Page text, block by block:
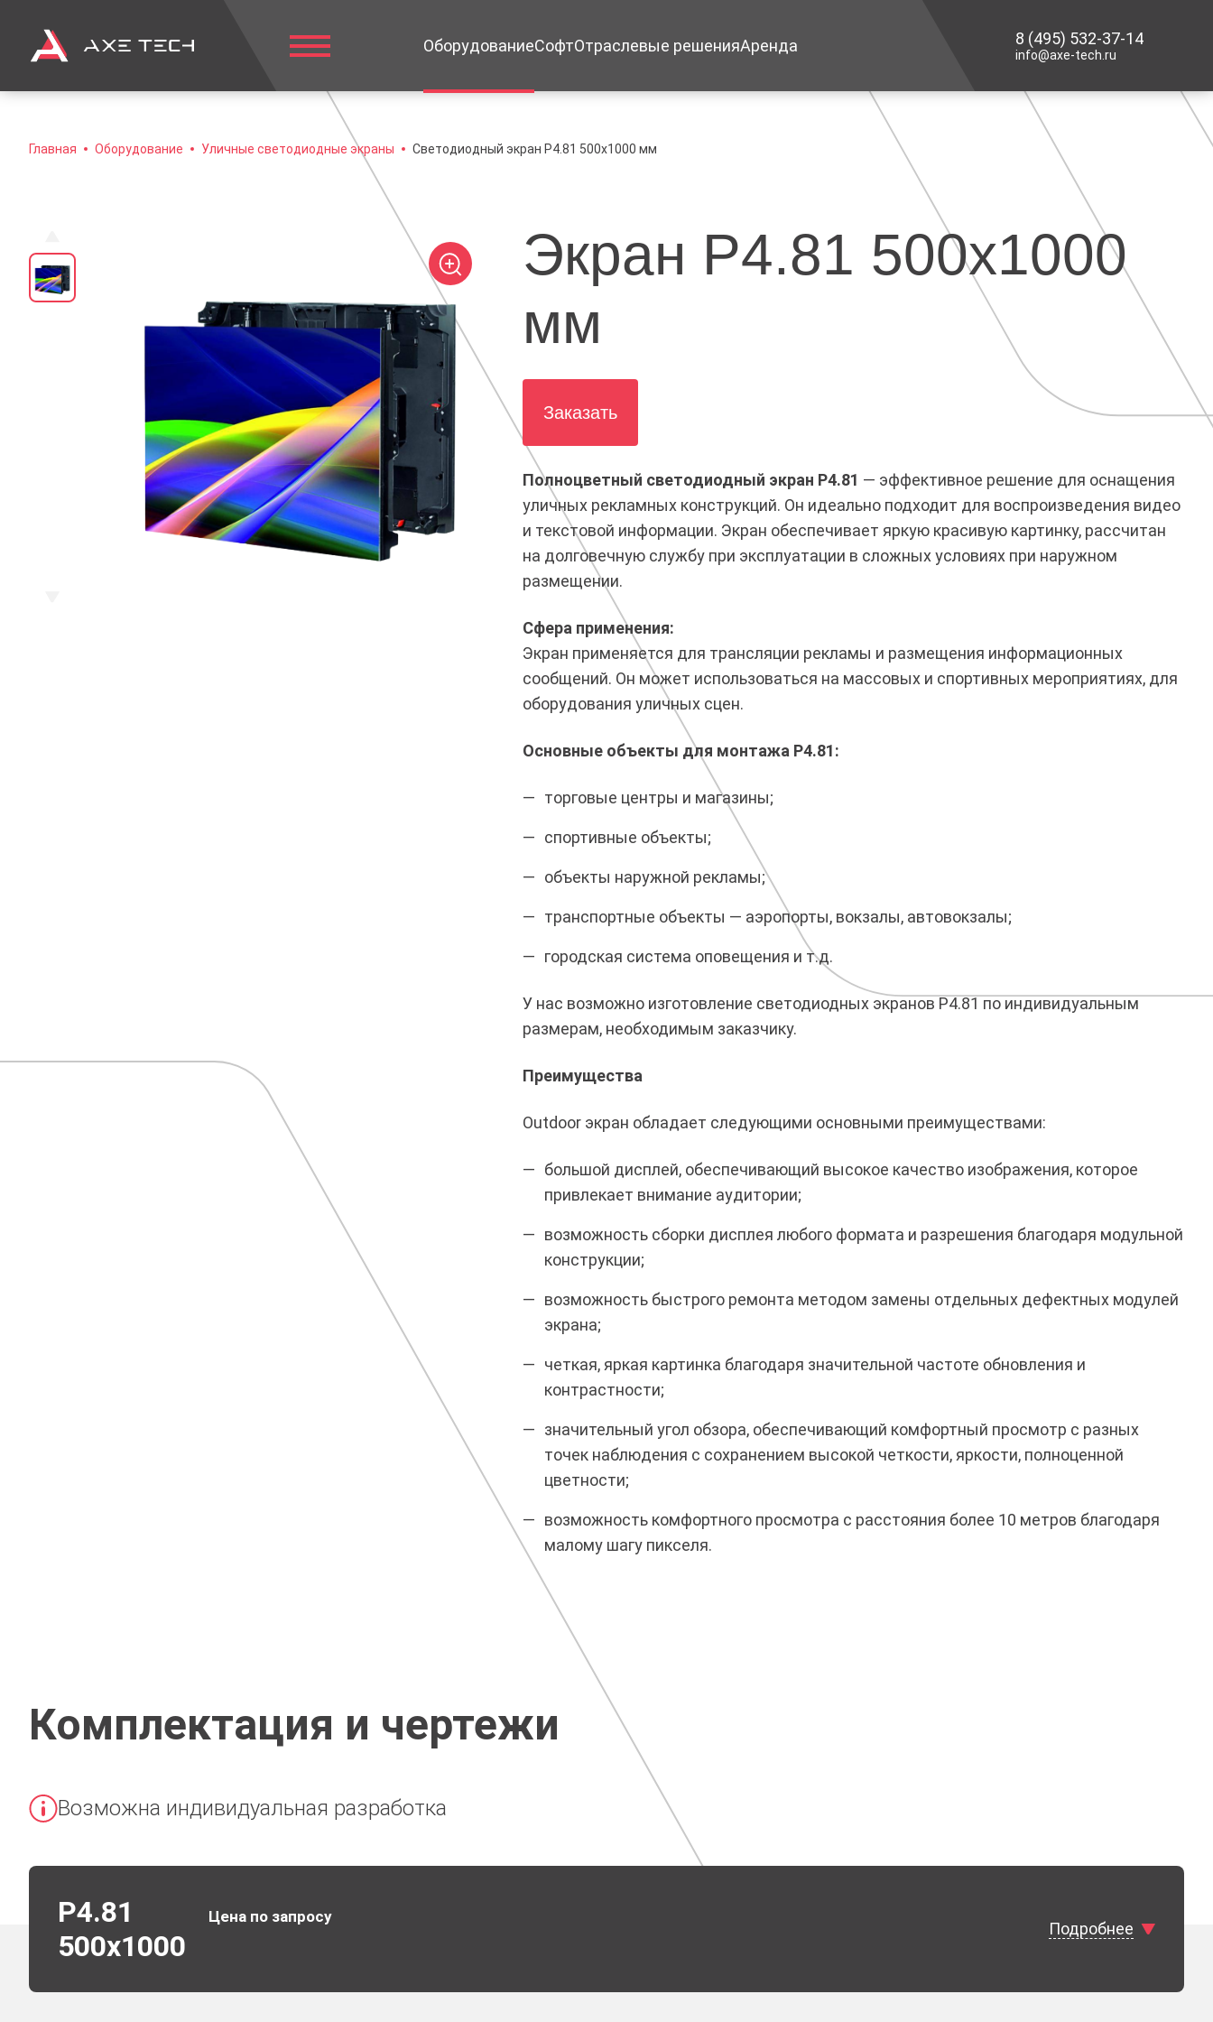
ОборудованиеСофтОтраслевые решенияАренда 8 (495) 532-37-14
info@axe-tech.ru
Главная Оборудование Уличные светодиодные экраны Светодиодный экран P4.81 500х1000 мм
Экран P4.81 500х1000
мм
Заказать
Полноцветный светодиодный экран P4.81 — эффективное решение для оснащения
уличных рекламных конструкций. Он идеально подходит для воспроизведения видео
и текстовой информации. Экран обеспечивает яркую красивую картинку, рассчитан
на долговечную службу при эксплуатации в сложных условиях при наружном
размещении.
Сфера применения:
Экран применяется для трансляции рекламы и размещения информационных
сообщений. Он может использоваться на массовых и спортивных мероприятиях, для
оборудования уличных сцен.
Основные объекты для монтажа Р4.81:
торговые центры и магазины;
спортивные объекты;
объекты наружной рекламы;
транспортные объекты — аэропорты, вокзалы, автовокзалы;
городская система оповещения и т.д.
У нас возможно изготовление светодиодных экранов Р4.81 по индивидуальным
размерам, необходимым заказчику.
Преимущества
Outdoor экран обладает следующими основными преимуществами:
большой дисплей, обеспечивающий высокое качество изображения, которое
привлекает внимание аудитории;
возможность сборки дисплея любого формата и разрешения благодаря модульной
конструкции;
возможность быстрого ремонта методом замены отдельных дефектных модулей
экрана;
четкая, яркая картинка благодаря значительной частоте обновления и
контрастности;
значительный угол обзора, обеспечивающий комфортный просмотр с разных
точек наблюдения с сохранением высокой четкости, яркости, полноценной
цветности;
возможность комфортного просмотра с расстояния более 10 метров благодаря
малому шагу пикселя.
Комплектация и чертежи
Возможна индивидуальная разработка
P4.81
500х1000
Цена по запросу
Подробнее